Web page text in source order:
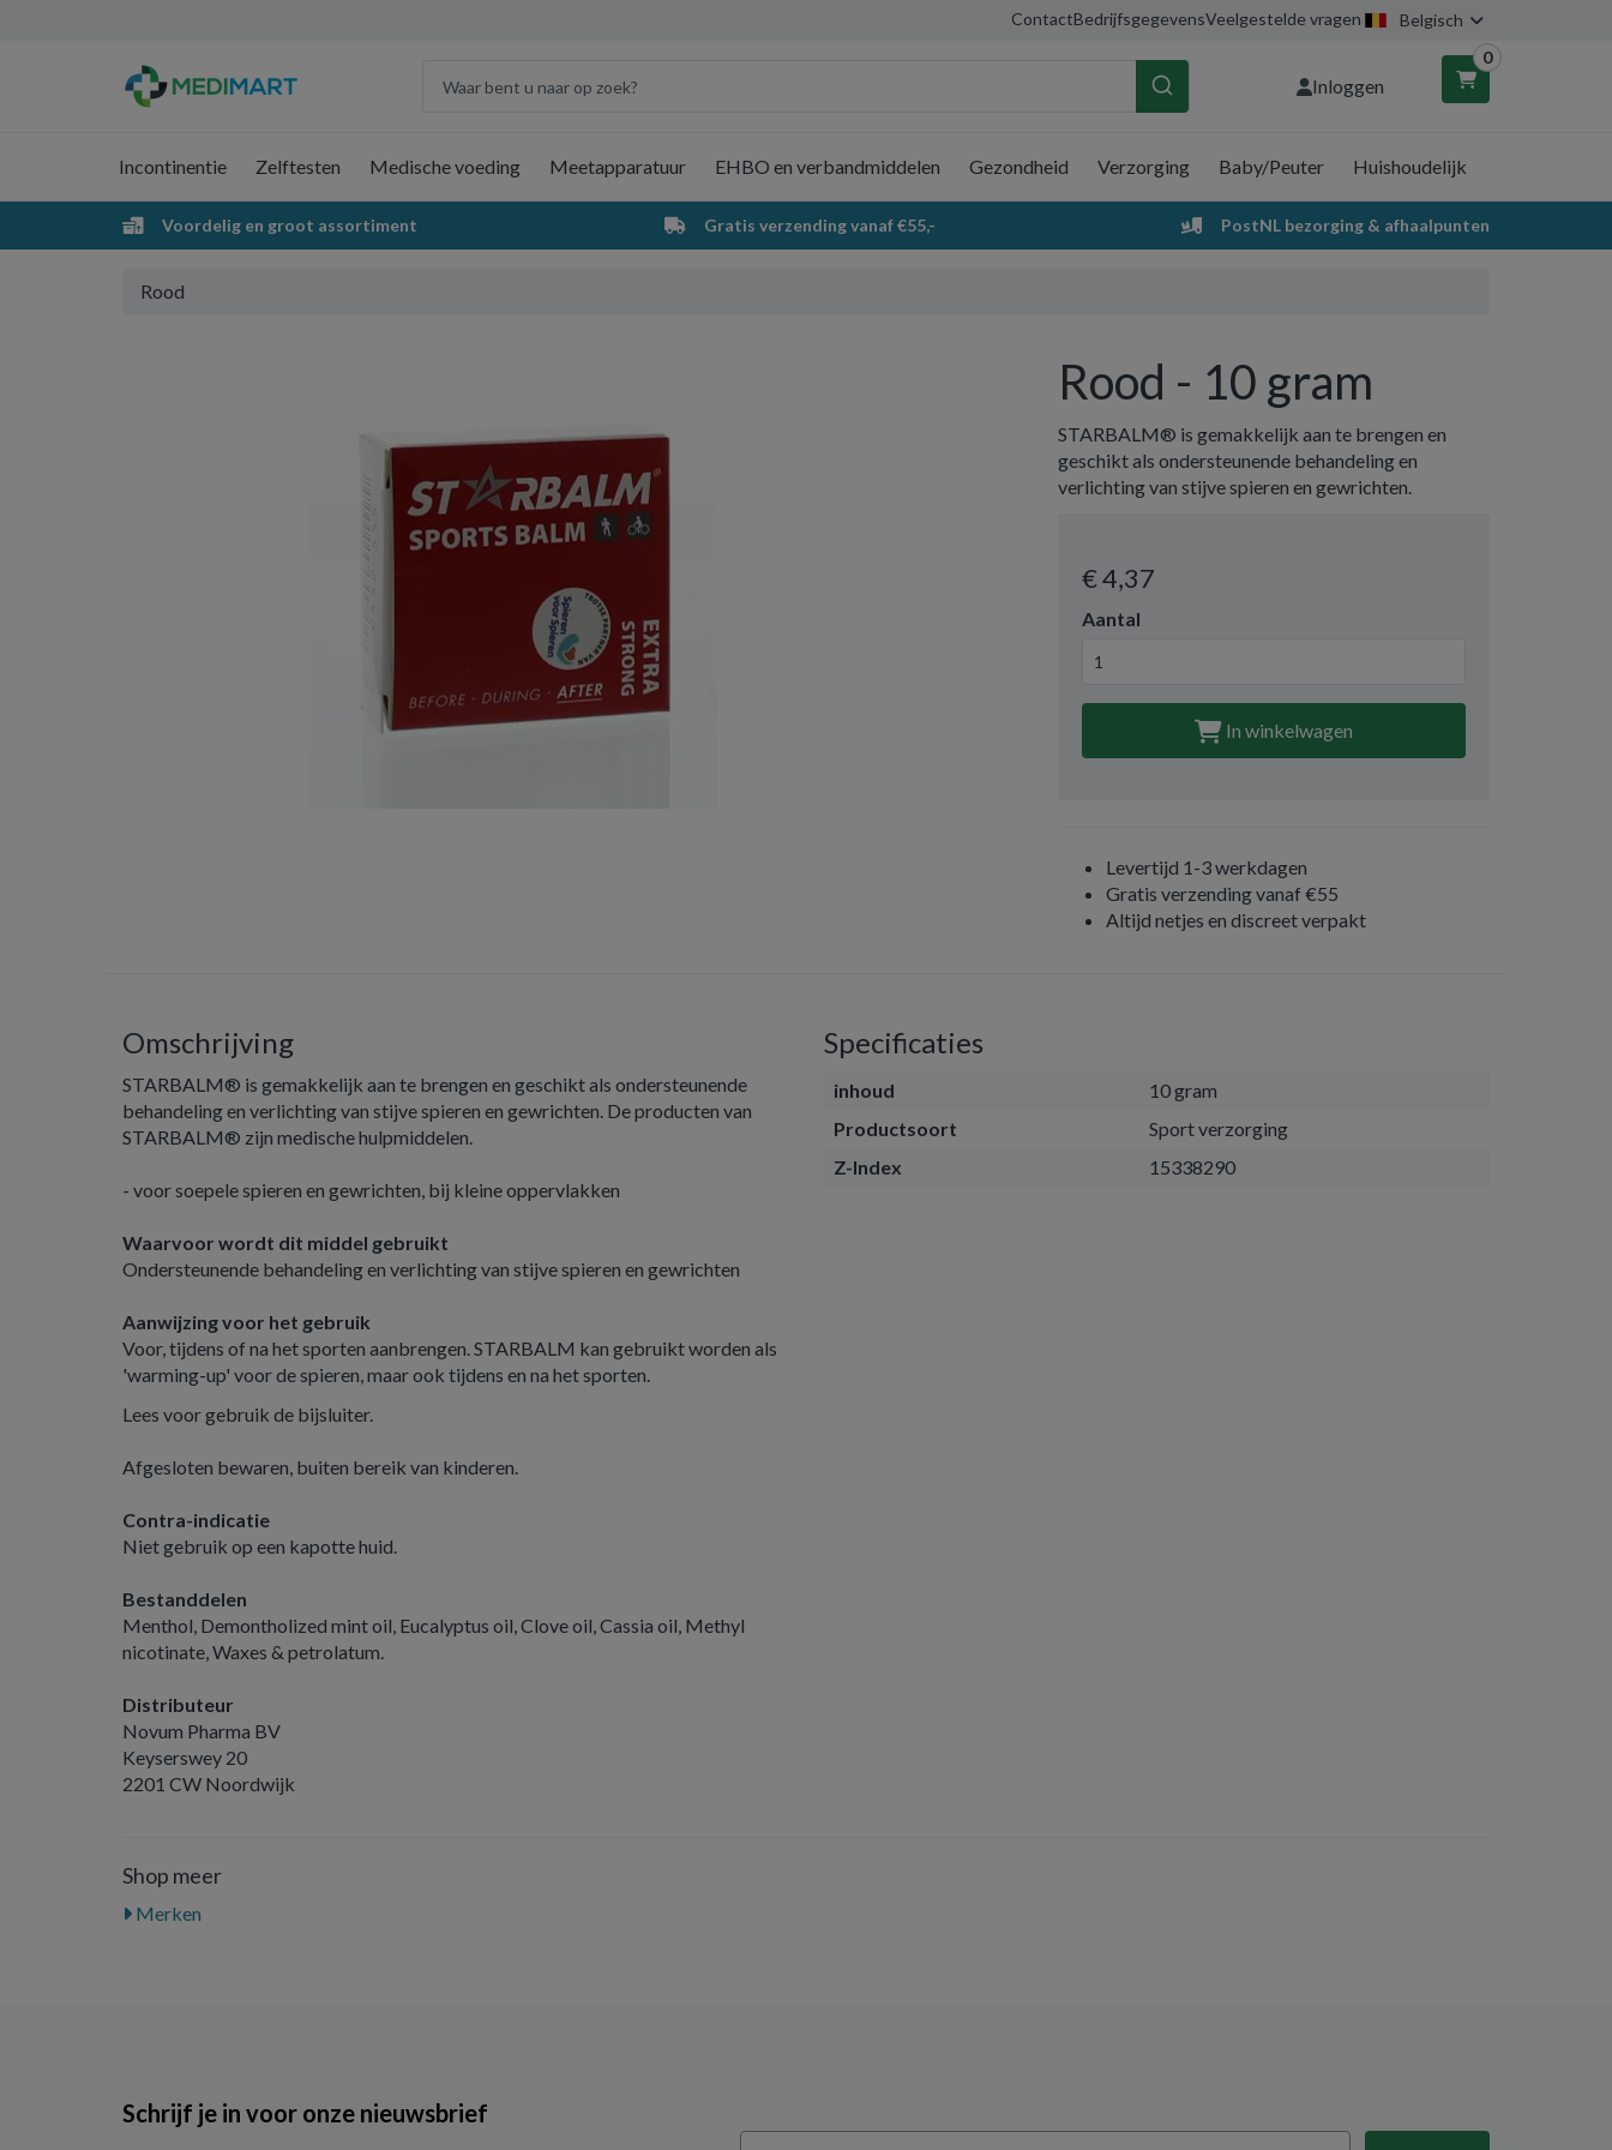
ContactBedrijfsgegevensVeelgestelde vragen Belgisch
Inloggen
0
Winkelwagen
Incontinentie Zelftesten Medische voeding Meetapparatuur EHBO en verbandmiddelen Gezondheid Verzorging Baby/Peuter Huishoudelijk
Voordelig en groot assortiment Gratis verzending vanaf €55,- PostNL bezorging & afhaalpunten
Rood
Rood - 10 gram
STARBALM® is gemakkelijk aan te brengen en
geschikt als ondersteunende behandeling en
verlichting van stijve spieren en gewrichten.
€ 4,37
Aantal
In winkelwagen
Levertijd 1-3 werkdagen
Gratis verzending vanaf €55
Altijd netjes en discreet verpakt
Omschrijving
STARBALM® is gemakkelijk aan te brengen en geschikt als ondersteunende
behandeling en verlichting van stijve spieren en gewrichten. De producten van
STARBALM® zijn medische hulpmiddelen.
- voor soepele spieren en gewrichten, bij kleine oppervlakken
Waarvoor wordt dit middel gebruikt
Ondersteunende behandeling en verlichting van stijve spieren en gewrichten
Aanwijzing voor het gebruik
Voor, tijdens of na het sporten aanbrengen. STARBALM kan gebruikt worden als
'warming-up' voor de spieren, maar ook tijdens en na het sporten.
Lees voor gebruik de bijsluiter.
Afgesloten bewaren, buiten bereik van kinderen.
Contra-indicatie
Niet gebruik op een kapotte huid.
Bestanddelen
Menthol, Demontholized mint oil, Eucalyptus oil, Clove oil, Cassia oil, Methyl
nicotinate, Waxes & petrolatum.
Distributeur
Novum Pharma BV
Keyserswey 20
2201 CW Noordwijk
Specificaties
inhoud
10 gram
Productsoort
Sport verzorging
Z-Index
15338290
Shop meer
Merken
Schrijf je in voor onze nieuwsbrief
Email